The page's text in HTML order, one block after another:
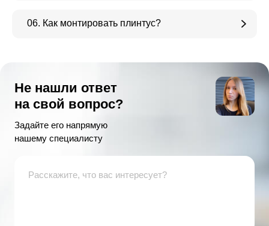
06. Как монтировать плинтус?
Не нашли ответ
на свой вопрос?
Задайте его напрямую
нашему специалисту